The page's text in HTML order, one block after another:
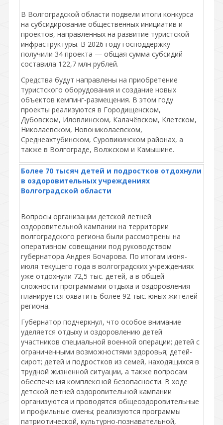
В Волгоградской области подвели итоги конкурса
на субсидирование общественных инициатив и
проектов, направленных на развитие туристской
инфраструктуры. В 2026 году господдержку
получили 34 проекта — общая сумма субсидий
составила 122,7 млн рублей.
Средства будут направлены на приобретение
туристского оборудования и создание новых
объектов кемпинг‑размещения. В этом году
проекты реализуются в Городищенском,
Дубовском, Иловлинском, Калачёвском, Клетском,
Николаевском, Новониколаевском,
Среднеахтубинском, Суровикинском районах, а
также в Волгограде, Волжском и Камышине.
Более 70 тысяч детей и подростков отдохнули
в оздоровительных учреждениях
Волгоградской области
Вопросы организации детской летней
оздоровительной кампании на территории
волгоградского региона были рассмотрены на
оперативном совещании под руководством
губернатора Андрея Бочарова. По итогам июня-
июля текущего года в волгоградских учреждениях
уже отдохнули 72,5 тыс. детей, а в общей
сложности программами отдыха и оздоровления
планируется охватить более 92 тыс. юных жителей
региона.
Губернатор подчеркнул, что особое внимание
уделяется отдыху и оздоровлению детей
участников специальной военной операции; детей с
ограниченными возможностями здоровья; детей-
сирот; детей и подростков из семей, находящихся в
трудной жизненной ситуации, а также вопросам
обеспечения комплексной безопасности. В ходе
детской летней оздоровительной кампании
организуются и проводятся общеоздоровительные
и профильные смены; реализуются программы
патриотической, культурно-познавательной,